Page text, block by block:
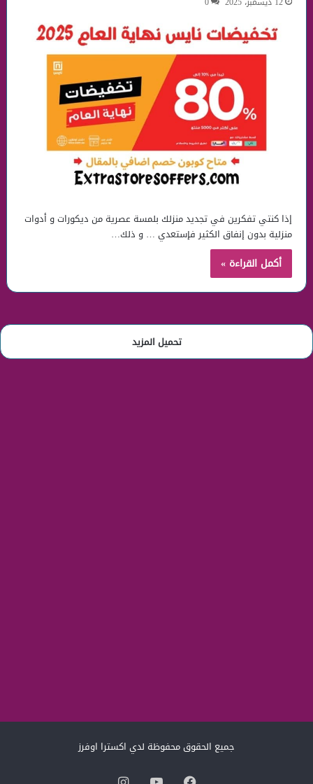
إذا كنتي تفكرين في تجديد منزلك بلمسة عصرية من ديكورات و أدوات
منزلية بدون إنفاق الكثير فإستعدي … و ذلك…
أكمل القراءة »
تحميل المزيد
جميع الحقوق محفوظة لدي اكسترا اوفرز